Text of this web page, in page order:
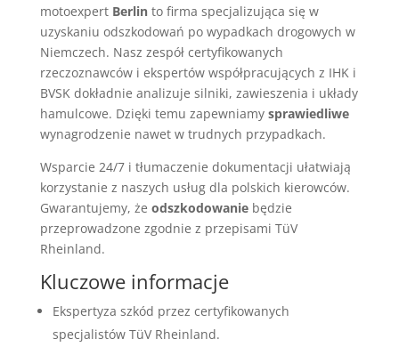
motoexpert Berlinto firma specjalizująca się w
uzyskaniu odszkodowań po wypadkach drogowych w
Niemczech. Nasz zespół certyfikowanych
rzeczoznawców i ekspertów współpracujących z IHK i
BVSK dokładnie analizuje silniki, zawieszenia i układy
hamulcowe. Dzięki temu zapewniamy sprawiedliwe
wynagrodzenie nawet w trudnych przypadkach.
Wsparcie 24/7 i tłumaczenie dokumentacji ułatwiają
korzystanie z naszych usług dla polskich kierowców.
Gwarantujemy, że odszkodowaniebędzie
przeprowadzone zgodnie z przepisami TüV
Rheinland.
Kluczowe informacje
Ekspertyza szkód przez certyfikowanych
specjalistów TüV Rheinland.